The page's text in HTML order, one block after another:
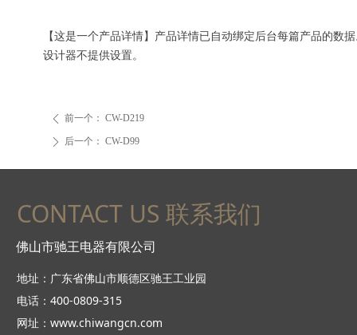
ꄴ 前一个： CW-D219
ꄲ 后一个： CW-D99
【这是一个产品详情】产品详情已自动绑定后台每篇产品的数
设计器不提供设置。
CONTACT US 联系我们
地址：广东省佛山市顺德区驰王工业园
电话：400-0809-315
网址：www.chiwangcn.com
佛山市驰王电器有限公司